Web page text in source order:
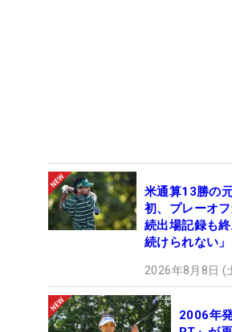
米通算13勝の
初、プレーオ
続出場記録も
続けられない」
2026年8月8日 (
2006年